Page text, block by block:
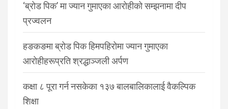
‘ब्रोड पिक’ मा ज्यान गुमाएका आरोहीको सम्झनामा दीप
प्रज्वलन
हङकङमा ब्रोड पिक हिमपहिरोमा ज्यान गुमाएका
आरोहीहरूप्रति श्रद्धाञ्जली अर्पण
कक्षा ८ पूरा गर्न नसकेका १३७ बालबालिकालाई वैकल्पिक
शिक्षा